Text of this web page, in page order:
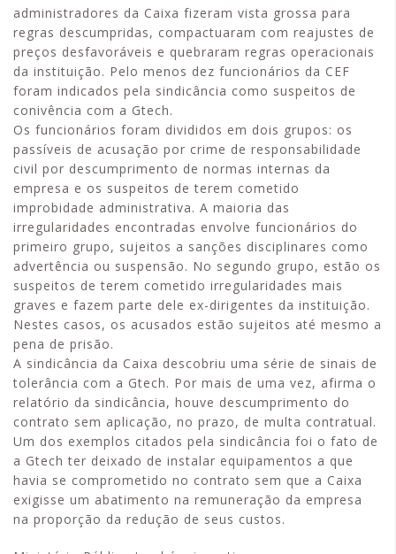
administradores da Caixa fizeram vista grossa para
regras descumpridas, compactuaram com reajustes de
preços desfavoráveis e quebraram regras operacionais
da instituição. Pelo menos dez funcionários da CEF
foram indicados pela sindicância como suspeitos de
conivência com a Gtech.
Os funcionários foram divididos em dois grupos: os
passíveis de acusação por crime de responsabilidade
civil por descumprimento de normas internas da
empresa e os suspeitos de terem cometido
improbidade administrativa. A maioria das
irregularidades encontradas envolve funcionários do
primeiro grupo, sujeitos a sanções disciplinares como
advertência ou suspensão. No segundo grupo, estão os
suspeitos de terem cometido irregularidades mais
graves e fazem parte dele ex-dirigentes da instituição.
Nestes casos, os acusados estão sujeitos até mesmo a
pena de prisão.
A sindicância da Caixa descobriu uma série de sinais de
tolerância com a Gtech. Por mais de uma vez, afirma o
relatório da sindicância, houve descumprimento do
contrato sem aplicação, no prazo, de multa contratual.
Um dos exemplos citados pela sindicância foi o fato de
a Gtech ter deixado de instalar equipamentos a que
havia se comprometido no contrato sem que a Caixa
exigisse um abatimento na remuneração da empresa
na proporção da redução de seus custos.